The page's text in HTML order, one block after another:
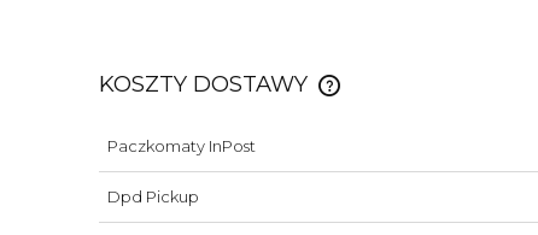
KOSZTY DOSTAWY
KOSZTÓW PŁATNOŚCI
Paczkomaty InPost
Dpd Pickup